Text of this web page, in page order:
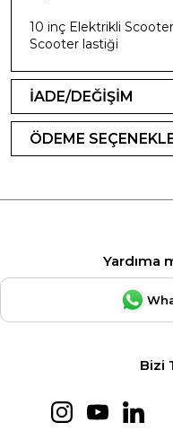
10 inç Elektrikli
Scooter lastiği
İADE/DEĞİŞİM
ÖDEME
Yardıma
Bizi